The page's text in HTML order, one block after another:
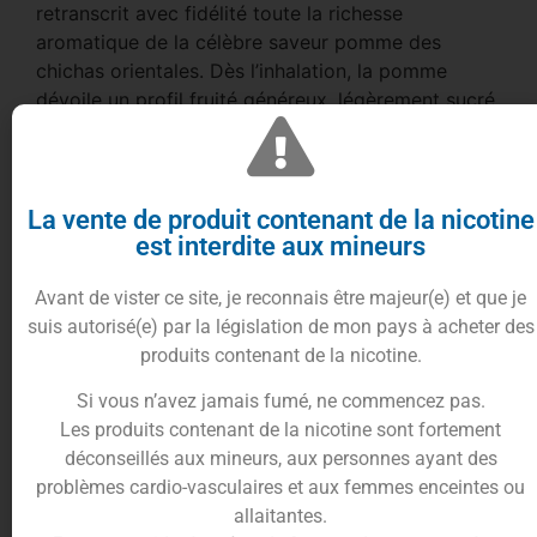
retranscrit avec fidélité toute la richesse
aromatique de la célèbre saveur pomme des
chichas orientales. Dès l’inhalation, la pomme
dévoile un profil fruité généreux, légèrement sucré
et subtilement acidulé, offrant une vape
particulièrement agréable au quotidien.
Cette recette séduira les amateurs de saveurs
fruitées authentiques à la recherche d’une
alternative aux mélanges plus complexes.
L’équilibre parfaitement maîtrisé entre les
différentes nuances de pomme procure une
sensation réaliste qui rappelle instantanément les
la pomme.
Cette nouvelle version signéeVape Sauce
succède à l’ancienne recette Cloud Niners tout en
conservant les qualités qui ont fait son succès
La vente de produit contenant de la nicotine
est interdite aux mineurs
Avant de vister ce site, je reconnais être majeur(e) et que je
suis autorisé(e) par la législation de mon pays à acheter des
produits contenant de la nicotine.
Si vous n’avez jamais fumé, ne commencez pas.
Les produits contenant de la nicotine sont fortement
déconseillés aux mineurs, aux personnes ayant des
problèmes cardio-vasculaires et aux femmes enceintes ou
allaitantes.